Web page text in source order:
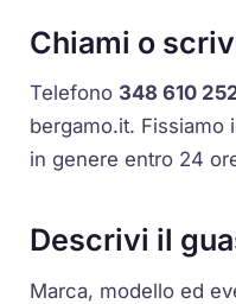
Chiami o
Telefono 348 610
bergamo.it. Fissiamo
in genere entro 24
Descrivi il
Marca, modello ed